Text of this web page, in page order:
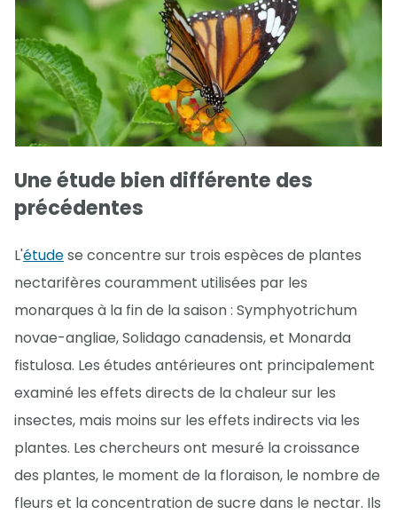
Une étude bien différente des
précédentes
L'étudese concentre sur trois espèces de plantes
nectarifères couramment utilisées par les
monarques à la fin de la saison : Symphyotrichum
novae-angliae, Solidago canadensis, et Monarda
fistulosa. Les études antérieures ont principalement
examiné les effets directs de la chaleur sur les
insectes, mais moins sur les effets indirects via les
plantes. Les chercheurs ont mesuré la croissance
des plantes, le moment de la floraison, le nombre de
fleurs et la concentration de sucre dans le nectar. Ils